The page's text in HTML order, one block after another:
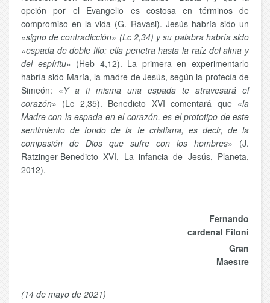
opción por el Evangelio es costosa en términos de
compromiso en la vida (G. Ravasi). Jesús habría sido un
«signo de contradicción» (Lc 2,34) y su palabra habría sido
«espada de doble filo: ella penetra hasta la raíz del alma y
del espíritu» (Heb 4,12). La primera en experimentarlo
habría sido María, la madre de Jesús, según la profecía de
Simeón: «Y a ti misma una espada te atravesará el
corazón» (Lc 2,35). Benedicto XVI comentará que «la
Madre con la espada en el corazón, es el prototipo de este
sentimiento de fondo de la fe cristiana, es decir, de la
compasión de Dios que sufre con los hombres» (J.
Ratzinger-Benedicto XVI, La infancia de Jesús, Planeta,
2012).
Fernando
cardenal Filoni
Gran
Maestre
(14 de mayo de 2021)